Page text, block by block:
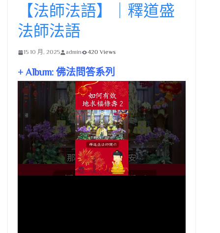
【法師法語】｜釋道盛
法師法語
15 10 月, 2025 admin 420 Views
+ Album: 佛法問答系列